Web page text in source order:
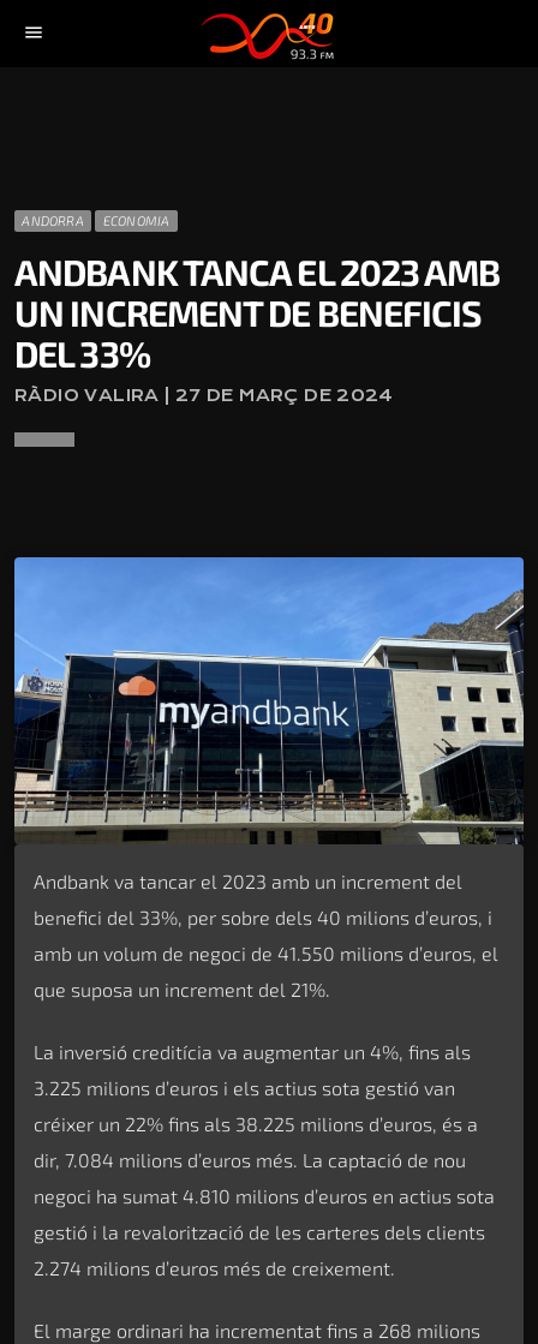
menu
ANDORRA ECONOMIA
ANDBANK TANCA EL 2023 AMB
UN INCREMENT DE BENEFICIS
DEL 33%
RÀDIO VALIRA | 27 DE MARÇ DE 2024
Andbank va tancar el 2023 amb un increment del
benefici del 33%, per sobre dels 40 milions d’euros, i
amb un volum de negoci de 41.550 milions d’euros, el
que suposa un increment del 21%.
La inversió creditícia va augmentar un 4%, fins als
3.225 milions d’euros i els actius sota gestió van
créixer un 22% fins als 38.225 milions d’euros, és a
dir, 7.084 milions d’euros més. La captació de nou
negoci ha sumat 4.810 milions d’euros en actius sota
gestió i la revalorització de les carteres dels clients
2.274 milions d’euros més de creixement.
El marge ordinari ha incrementat fins a 268 milions